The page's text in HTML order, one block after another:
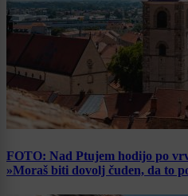
FOTO: Nad Ptujem hodijo po
»Moraš biti dovolj čuden, da to